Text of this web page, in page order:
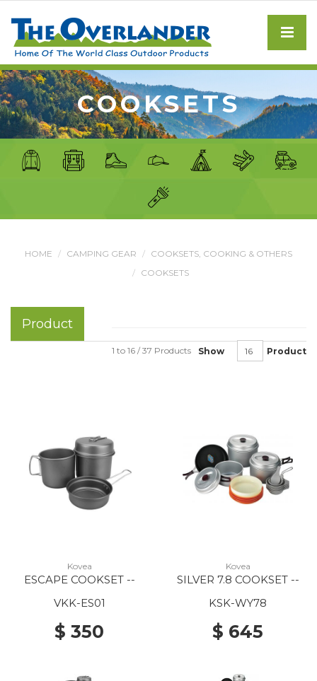
COOKSETS
HOME CAMPING GEAR
COOKSETS, COOKING & OTHERS
COOKSETS
Product
Show Product
1 to 16 / 37 Products
Kovea
ESCAPE COOKSET --
VKK-ES01
$ 350
Kovea
SILVER 7.8 COOKSET --
KSK-WY78
$ 645